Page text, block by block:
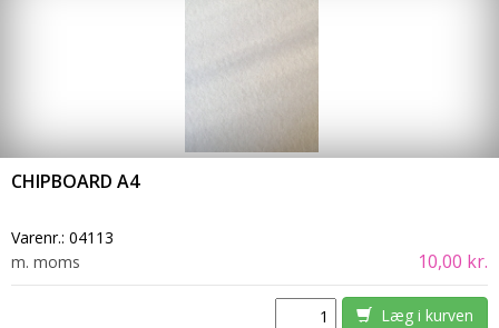
CHIPBOARD A4
Varenr.: 04113
m. moms
10,00 kr.
Læg i kurven